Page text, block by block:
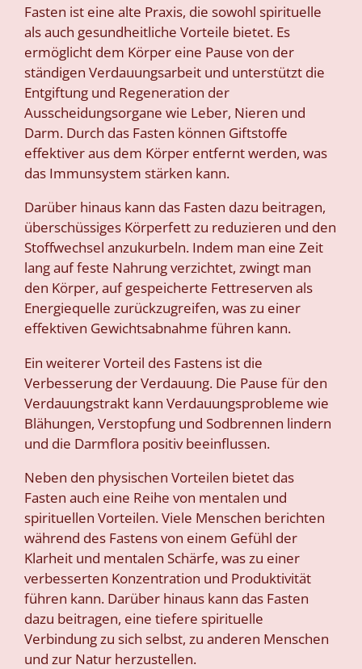
Fasten ist eine alte Praxis, die sowohl spirituelle
als auch gesundheitliche Vorteile bietet. Es
ermöglicht dem Körper eine Pause von der
ständigen Verdauungsarbeit und unterstützt die
Entgiftung und Regeneration der
Ausscheidungsorgane wie Leber, Nieren und
Darm. Durch das Fasten können Giftstoffe
effektiver aus dem Körper entfernt werden, was
das Immunsystem stärken kann.
Darüber hinaus kann das Fasten dazu beitragen,
überschüssiges Körperfett zu reduzieren und den
Stoffwechsel anzukurbeln. Indem man eine Zeit
lang auf feste Nahrung verzichtet, zwingt man
den Körper, auf gespeicherte Fettreserven als
Energiequelle zurückzugreifen, was zu einer
effektiven Gewichtsabnahme führen kann.
Ein weiterer Vorteil des Fastens ist die
Verbesserung der Verdauung. Die Pause für den
Verdauungstrakt kann Verdauungsprobleme wie
Blähungen, Verstopfung und Sodbrennen lindern
und die Darmflora positiv beeinflussen.
Neben den physischen Vorteilen bietet das
Fasten auch eine Reihe von mentalen und
spirituellen Vorteilen. Viele Menschen berichten
während des Fastens von einem Gefühl der
Klarheit und mentalen Schärfe, was zu einer
verbesserten Konzentration und Produktivität
führen kann. Darüber hinaus kann das Fasten
dazu beitragen, eine tiefere spirituelle
Verbindung zu sich selbst, zu anderen Menschen
und zur Natur herzustellen.